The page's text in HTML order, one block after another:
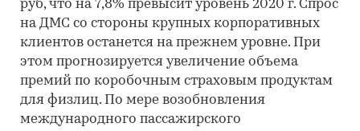
руб, что на 7,8% превысит уровень 2020 г. Спрос
на ДМС со стороны крупных корпоративных
клиентов останется на прежнем уровне. При
этом прогнозируется увеличение объема
премий по коробочным страховым продуктам
для физлиц. По мере возобновления
международного пассажирского